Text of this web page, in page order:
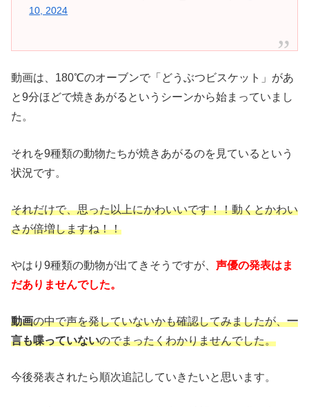
10, 2024
動画は、180℃のオーブンで「どうぶつビスケット」があ
と9分ほどで焼きあがるというシーンから始まっていまし
た。
それを9種類の動物たちが焼きあがるのを見ているという
状況です。
それだけで、思った以上にかわいいです！！動くとかわい
さが倍増しますね！！
やはり9種類の動物が出てきそうですが、 声優の発表はま
だありませんでした。
動画の中で声を発していないかも確認してみましたが、一
言も喋っていないのでまったくわかりませんでした。
今後発表されたら順次追記していきたいと思います。